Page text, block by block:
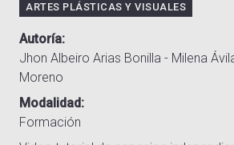
ARTES PLÁSTICAS Y VISUALES
Autoría
Jhon Albeiro Arias Bonilla - Milena
Moreno
Modalidad
Formación